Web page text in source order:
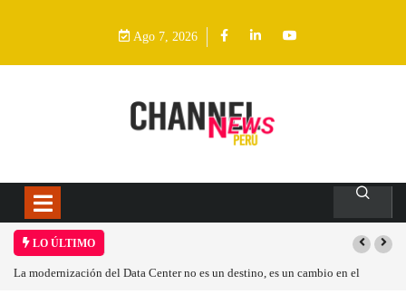
Ago 7, 2026
LO ÚLTIMO
La modernización del Data Center no es un destino, es un cambio en el